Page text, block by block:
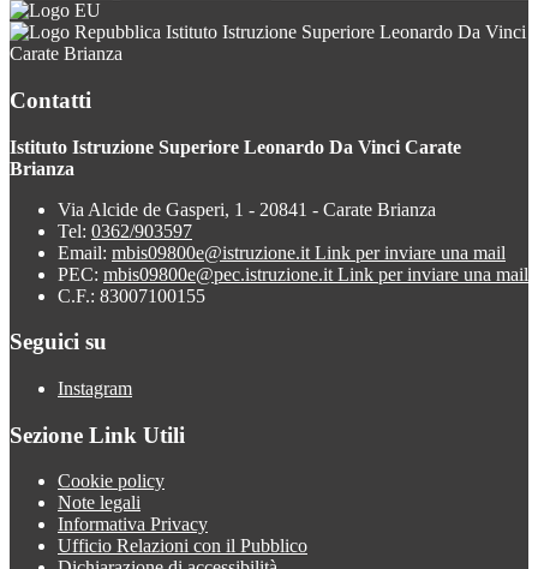
Istituto Istruzione Superiore Leonardo Da Vinci
Carate Brianza
Contatti
Istituto Istruzione Superiore Leonardo Da Vinci Carate
Brianza
Via Alcide de Gasperi, 1 - 20841 - Carate Brianza
Tel: 0362/903597
Email: mbis09800e@istruzione.it Link per inviare una mail
PEC: mbis09800e@pec.istruzione.it Link per inviare una mail
C.F.: 83007100155
Seguici su
Instagram
Sezione Link Utili
Cookie policy
Note legali
Informativa Privacy
Ufficio Relazioni con il Pubblico